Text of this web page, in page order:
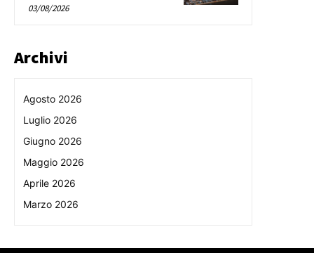
03/08/2026
Archivi
Agosto 2026
Luglio 2026
Giugno 2026
Maggio 2026
Aprile 2026
Marzo 2026